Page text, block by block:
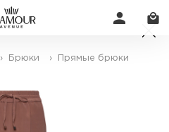
› Брюки › Прямые брюки